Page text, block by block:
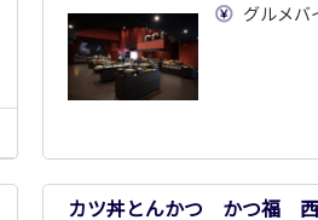
グルメバ
カツ丼とんかつ かつ福